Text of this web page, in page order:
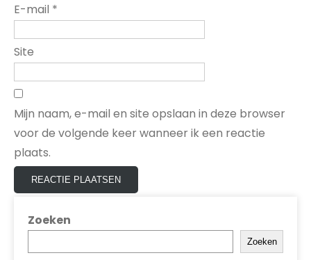
E-mail *
Site
Mijn naam, e-mail en site opslaan in deze browser
voor de volgende keer wanneer ik een reactie
plaats.
Zoeken
Zoeken